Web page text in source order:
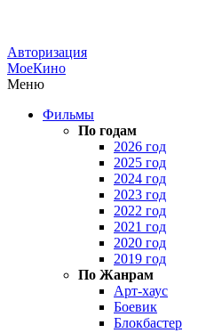
Авторизация
МоеКино
Меню
Фильмы
По годам
2026 год
2025 год
2024 год
2023 год
2022 год
2021 год
2020 год
2019 год
По Жанрам
Арт-хаус
Боевик
Блокбастер